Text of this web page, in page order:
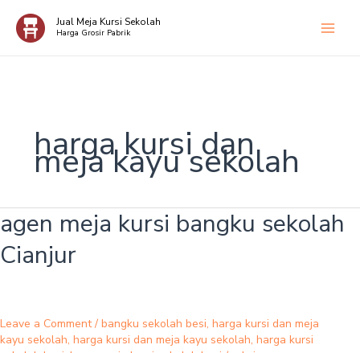
content
Jual Meja Kursi Sekolah
Harga Grosir Pabrik
harga kursi dan
meja kayu sekolah
agen meja kursi bangku sekolah
Cianjur
Leave a Comment / bangku sekolah besi, harga kursi dan meja
kayu sekolah, harga kursi dan meja kayu sekolah, harga kursi
agen
meja
kursi